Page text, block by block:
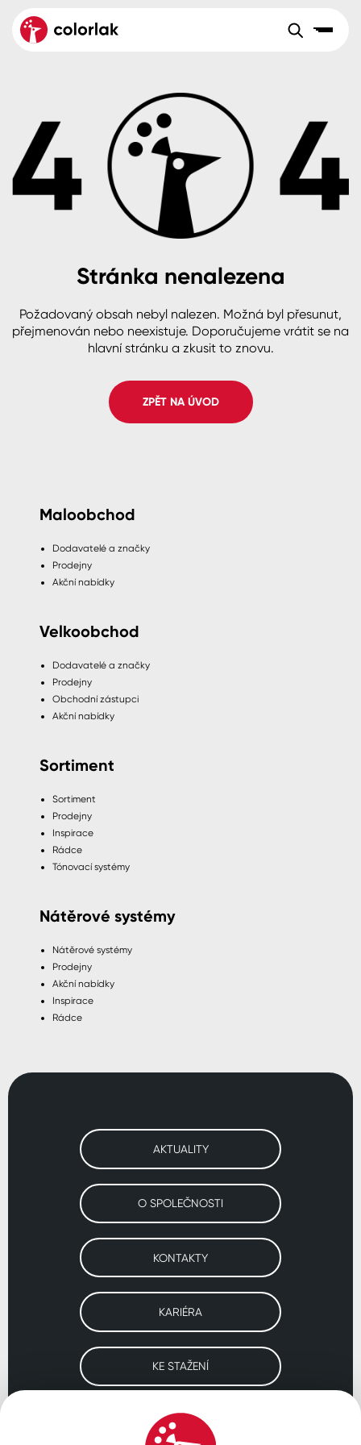
Velkoobchod Sortiment
Aktuality
Reference
O společnosti
B2B +420 800 145 555Po – Pá: 8:00–15:00
Česko
Slovensko Polsko Worldwide
Dřevo
Beton, asfalt, minerální podklady
Plast, sklo, keramika
Stěny
Fasády
Spreje
Colorlak Dekor
Colorlak Profi
Colorlak Pta
Stránka nenalezena
Požadovaný obsah nebyl nalezen. Možná byl přesunut,
přejmenován nebo neexistuje. Doporučujeme vrátit se na
hlavní stránku a zkusit to znovu.
ZPĚT NA ÚVOD
Maloobchod
Dodavatelé a značky
Prodejny
Akční nabídky
Velkoobchod
Dodavatelé a značky
Prodejny
Obchodní zástupci
Akční nabídky
Sortiment
Sortiment
Prodejny
Inspirace
Rádce
Tónovací systémy
Nátěrové systémy
Nátěrové systémy
Prodejny
Akční nabídky
Inspirace
Rádce
AKTUALITY
O SPOLEČNOSTI
KONTAKTY
KARIÉRA
KE STAŽENÍ
Navštivte naše pobočky